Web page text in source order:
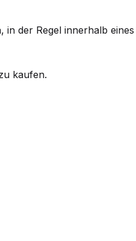
der Regel innerhalb eines
kaufen.